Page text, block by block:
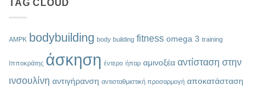
TAG CLOUD
AMPK bodybuilding body building fitness omega 3 training
Ιπποκράτης άσκηση έντερο ήπαρ αμινοξέα αντίσταση στην
ινσουλίνη αντιγήρανση αντισταθμιστική προσαρμογή αποκατάσταση